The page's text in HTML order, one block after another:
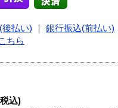
払い) 銀行振込(前払い)
ちら
込)